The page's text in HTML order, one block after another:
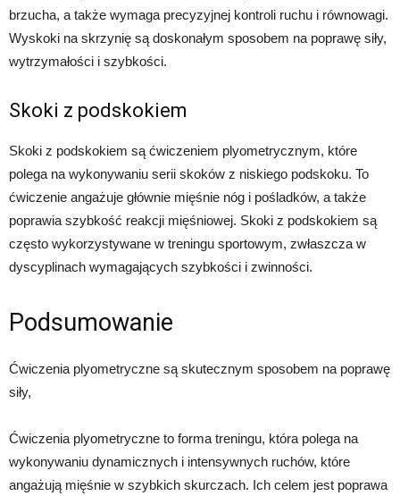
brzucha, a także wymaga precyzyjnej kontroli ruchu i równowagi.
Wyskoki na skrzynię są doskonałym sposobem na poprawę siły,
wytrzymałości i szybkości.
Skoki z podskokiem
Skoki z podskokiem są ćwiczeniem plyometrycznym, które
polega na wykonywaniu serii skoków z niskiego podskoku. To
ćwiczenie angażuje głównie mięśnie nóg i pośladków, a także
poprawia szybkość reakcji mięśniowej. Skoki z podskokiem są
często wykorzystywane w treningu sportowym, zwłaszcza w
dyscyplinach wymagających szybkości i zwinności.
Podsumowanie
Ćwiczenia plyometryczne są skutecznym sposobem na poprawę
siły,
Ćwiczenia plyometryczne to forma treningu, która polega na
wykonywaniu dynamicznych i intensywnych ruchów, które
angażują mięśnie w szybkich skurczach. Ich celem jest poprawa